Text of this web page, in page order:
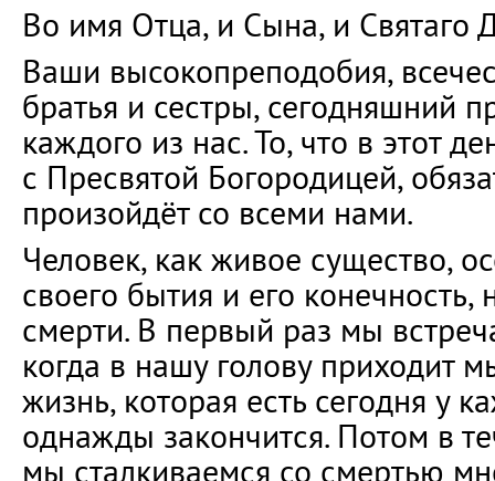
Во имя Отца, и Сына, и Святаго
Ваши высокопреподобия,
братья и сестры, сегодняшний
каждого из нас. То, что в этот
с Пресвятой Богородицей,
произойдёт со всеми нами.
Человек, как живое существо,
своего бытия и его конечность,
смерти. В первый раз мы
когда в нашу голову приходит
жизнь, которая есть сегодня у
однажды закончится. Потом в
мы сталкиваемся со смертью